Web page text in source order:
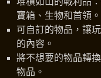
寶箱、生物和首領。
可自訂的物品，讓
的內容。
將不想要的物品轉
物品。